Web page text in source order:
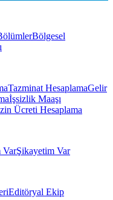
Bölgesel
Tazminat HesaplamaGelir
İşsizlik Maaşı
Ücreti Hesaplama
VarŞikayetim Var
Editöryal Ekip